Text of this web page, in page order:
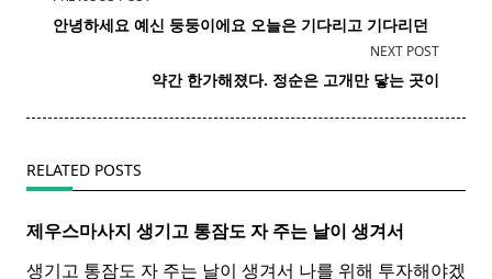
class="nav-
text">Page</span>
안녕하세요 예신 둥둥이에요 오늘은 기다리고 기다리던
NEXT POST
약간 한가해졌다. 정순은 고개만 닿는 곳이
RELATED POSTS
제우스마사지 생기고 통잠도 자 주는 날이 생겨서
생기고 통잠도 자 주는 날이 생겨서 나를 위해 투자해야겠